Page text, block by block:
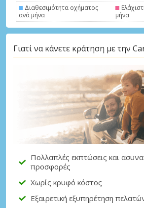
Διαθεσιμότητα οχήματος
ανά μήνα
μήνα
Γιατί να κάνετε κράτηση με την
Πολλαπλές εκπτώσεις και
προσφορές
Χωρίς κρυφό κόστος
Εξαιρετική εξυπηρέτηση